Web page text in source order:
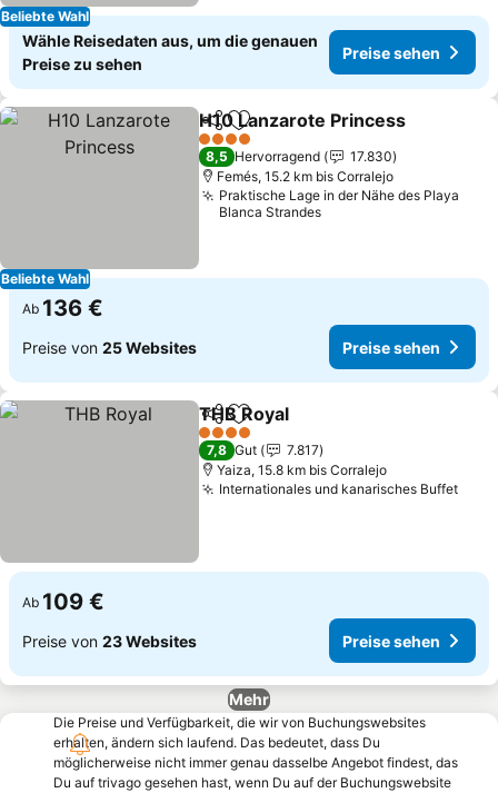
Beliebte Wahl
Wähle Reisedaten aus, um die genauen
Preise zu sehen
Preise sehen
Beliebte Wahl
TeilenZu Favoriten hinzufügen
H10 Lanzarote Princess
4 Sterne
8,5 Hervorragend
17.830
Femés, 15.2 km bis Corralejo
Praktische Lage in der Nähe des Playa
Blanca Strandes
Ab 136 €
Preise von 25 Websites Preise sehen
TeilenZu Favoriten hinzufügen
THB Royal
4 Sterne
7,8 Gut
7.817
Yaiza, 15.8 km bis Corralejo
Internationales und kanarisches Buffet
Ab 109 €
Preise von 23 Websites Preise sehen
Mehr
Die Preise und Verfügbarkeit, die wir von Buchungswebsites
erhalten, ändern sich laufend. Das bedeutet, dass Du
möglicherweise nicht immer genau dasselbe Angebot findest, das
Du auf trivago gesehen hast, wenn Du auf der Buchungswebsite